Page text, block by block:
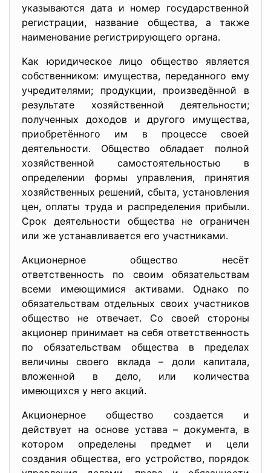
указываются дата и номер государственной
регистрации, название общества, а также
наименование регистрирующего органа.
Как юридическое лицо общество является
собственником: имущества, переданного ему
учредителями; продукции, произведённой в
результате хозяйственной деятельности;
полученных доходов и другого имущества,
приобретённого им в процессе своей
деятельности. Общество обладает полной
хозяйственной самостоятельностью в
определении формы управления, принятия
хозяйственных решений, сбыта, установления
цен, оплаты труда и распределения прибыли.
Срок деятельности общества не ограничен
или же устанавливается его участниками.
Акционерное общество несёт
ответственность по своим обязательствам
всеми имеющимися активами. Однако по
обязательствам отдельных своих участников
общество не отвечает. Со своей стороны
акционер принимает на себя ответственность
по обязательствам общества в пределах
величины своего вклада – доли капитала,
вложенной в дело, или количества
имеющихся у него акций.
Акционерное общество создается и
действует на основе устава – документа, в
котором определены предмет и цели
создания общества, его устройство, порядок